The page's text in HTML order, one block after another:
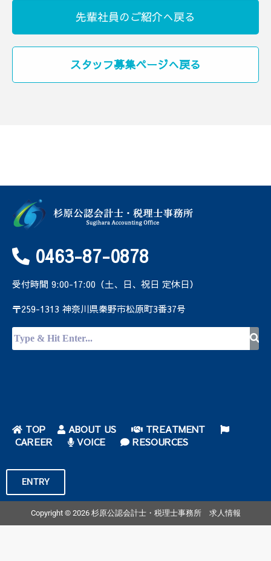
先輩社員のご紹介へ戻る
スタッフ募集ページへ戻る
0463-87-0878
受付時間 9:00-17:00（土、日、祝日 定休日）
〒259-1313 神奈川県秦野市松原町3番37号
TOP ABOUT US
TREATMENT
CAREER
VOICE RESOURCES
ENTRY
Copyright © 2026 杉原公認会計士・税理士事務所 求人情報